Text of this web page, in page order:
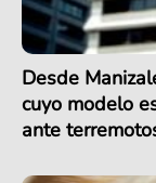
Desde
cuyo modelo
ante